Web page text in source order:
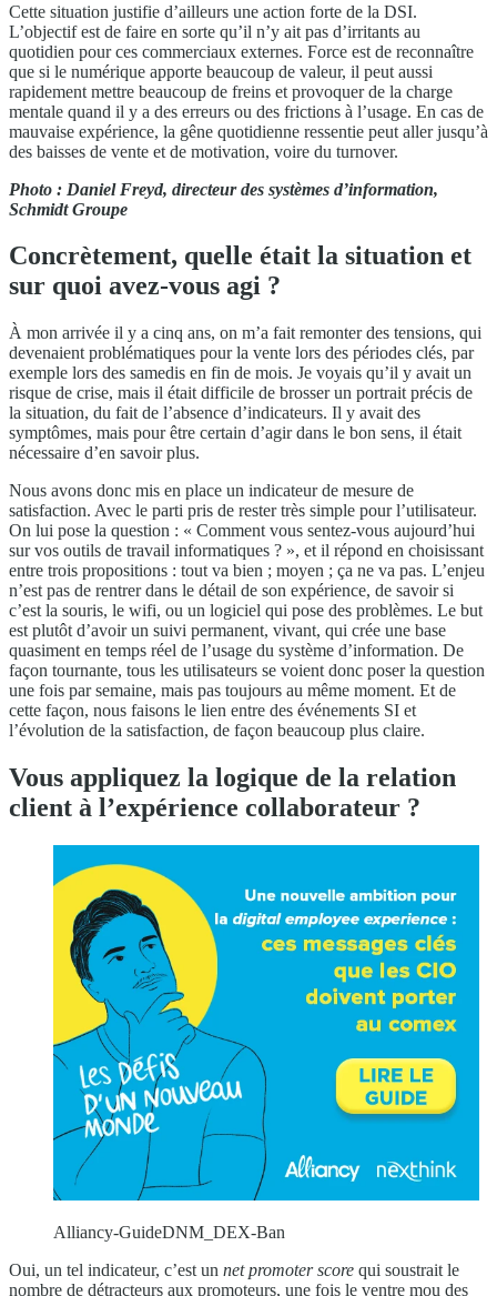
Cette situation justifie d’ailleurs une action forte de la DSI.
L’objectif est de faire en sorte qu’il n’y ait pas d’irritants au
quotidien pour ces commerciaux externes. Force est de reconnaître
que si le numérique apporte beaucoup de valeur, il peut aussi
rapidement mettre beaucoup de freins et provoquer de la charge
mentale quand il y a des erreurs ou des frictions à l’usage. En cas de
mauvaise expérience, la gêne quotidienne ressentie peut aller jusqu’à
des baisses de vente et de motivation, voire du turnover.
Photo : Daniel Freyd, directeur des systèmes d’information,
Schmidt Groupe
Concrètement, quelle était la situation et
sur quoi avez-vous agi ?
À mon arrivée il y a cinq ans, on m’a fait remonter des tensions, qui
devenaient problématiques pour la vente lors des périodes clés, par
exemple lors des samedis en fin de mois. Je voyais qu’il y avait un
risque de crise, mais il était difficile de brosser un portrait précis de
la situation, du fait de l’absence d’indicateurs. Il y avait des
symptômes, mais pour être certain d’agir dans le bon sens, il était
nécessaire d’en savoir plus.
Nous avons donc mis en place un indicateur de mesure de
satisfaction. Avec le parti pris de rester très simple pour l’utilisateur.
On lui pose la question : « Comment vous sentez-vous aujourd’hui
sur vos outils de travail informatiques ? », et il répond en choisissant
entre trois propositions : tout va bien ; moyen ; ça ne va pas. L’enjeu
n’est pas de rentrer dans le détail de son expérience, de savoir si
c’est la souris, le wifi, ou un logiciel qui pose des problèmes. Le but
est plutôt d’avoir un suivi permanent, vivant, qui crée une base
quasiment en temps réel de l’usage du système d’information. De
façon tournante, tous les utilisateurs se voient donc poser la question
une fois par semaine, mais pas toujours au même moment. Et de
cette façon, nous faisons le lien entre des événements SI et
l’évolution de la satisfaction, de façon beaucoup plus claire.
Vous appliquez la logique de la relation
client à l’expérience collaborateur ?
Alliancy-GuideDNM_DEX-Ban
Oui, un tel indicateur, c’est un net promoter score qui soustrait le
nombre de détracteurs aux promoteurs, une fois le ventre mou des